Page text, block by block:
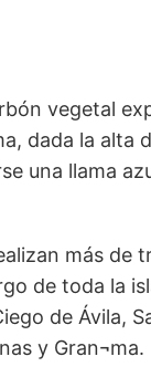
vegetal
dada la alta
una llama
más de
de toda la
de Ávila,
y Gran¬ma.